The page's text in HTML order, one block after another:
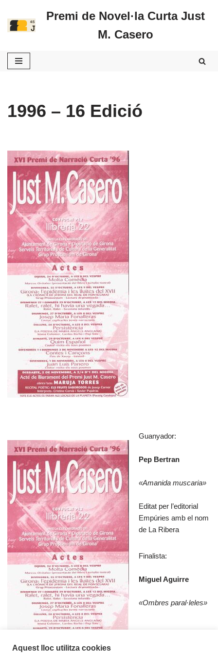
Vés
Premi de Novel·la Curta Just
M. Casero
1996 – 16 Edició
Guanyador:
Pep Bertran
«Amanida muscaria»
Editat per l’editorial
Empúries amb el nom
de La Ribera
Finalista:
Miguel Aguirre
«Ombres paral·leles»
Aquest lloc utilitza cookies